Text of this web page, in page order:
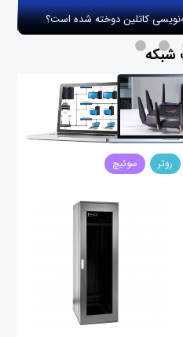
کاتلین دوخته شده است؟
شبکه
روتر سوئیچ